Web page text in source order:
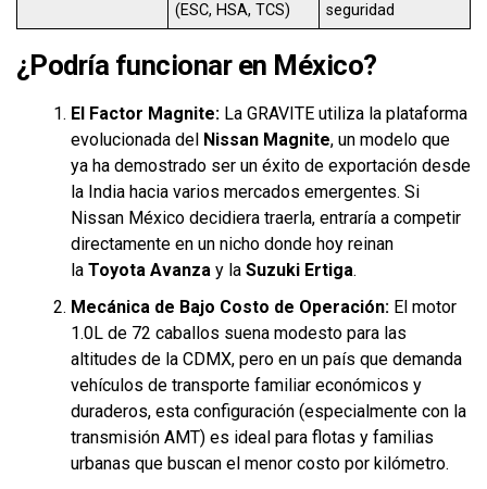
(ESC, HSA, TCS)
seguridad
¿Podría funcionar en México?
El Factor Magnite: La GRAVITE utiliza la plataforma
evolucionada del Nissan Magnite, un modelo que
ya ha demostrado ser un éxito de exportación desde
la India hacia varios mercados emergentes. Si
Nissan México decidiera traerla, entraría a competir
directamente en un nicho donde hoy reinan
la Toyota Avanza y la Suzuki Ertiga.
Mecánica de Bajo Costo de Operación: El motor
1.0L de 72 caballos suena modesto para las
altitudes de la CDMX, pero en un país que demanda
vehículos de transporte familiar económicos y
duraderos, esta configuración (especialmente con la
transmisión AMT) es ideal para flotas y familias
urbanas que buscan el menor costo por kilómetro.